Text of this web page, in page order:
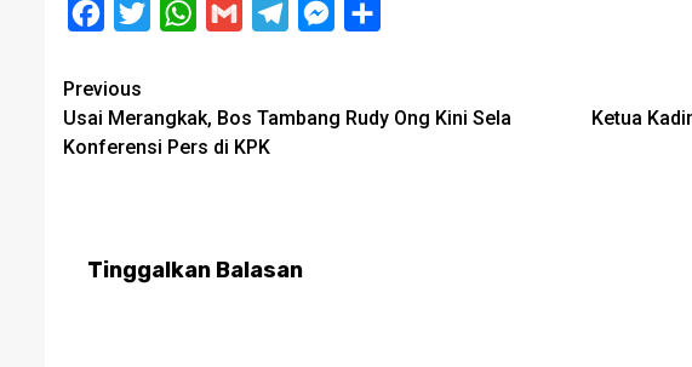
Facebook
Twitter WhatsApp
Gmail TelegramMessenger
Post
navigation
Previous
Usai Merangkak, Bos Tambang Rudy Ong Kini Sela
Konferensi Pers di KPK
Ketua
Tinggalkan Balasan